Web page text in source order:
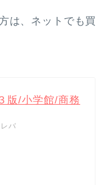
は、ネットでも買
版/小学館/商務
バ